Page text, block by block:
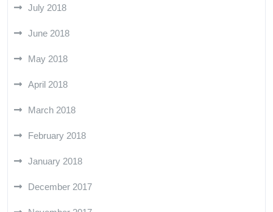
July 2018
June 2018
May 2018
April 2018
March 2018
February 2018
January 2018
December 2017